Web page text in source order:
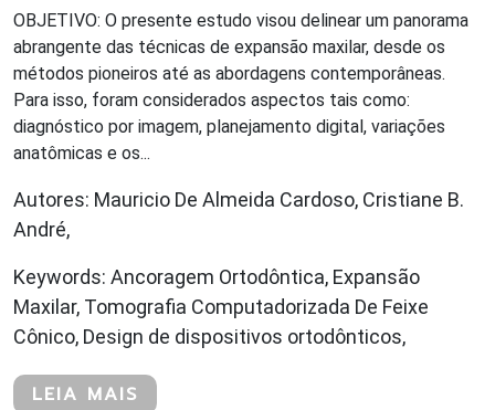
OBJETIVO: O presente estudo visou delinear um panorama
abrangente das técnicas de expansão maxilar, desde os
métodos pioneiros até as abordagens contemporâneas.
Para isso, foram considerados aspectos tais como:
diagnóstico por imagem, planejamento digital, variações
anatômicas e os...
Autores: Mauricio De Almeida Cardoso, Cristiane B.
André,
Keywords: Ancoragem Ortodôntica, Expansão
Maxilar, Tomografia Computadorizada De Feixe
Cônico, Design de dispositivos ortodônticos,
LEIA MAIS